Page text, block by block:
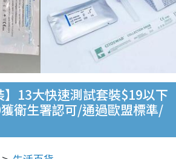
】13大快速測試套裝$19以下
衛生署認可/通過歐盟標準/